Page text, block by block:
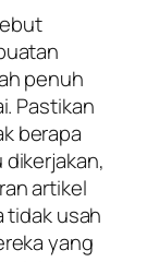
penuh
Pastikan
berapa
artikel
tidak usah
yang